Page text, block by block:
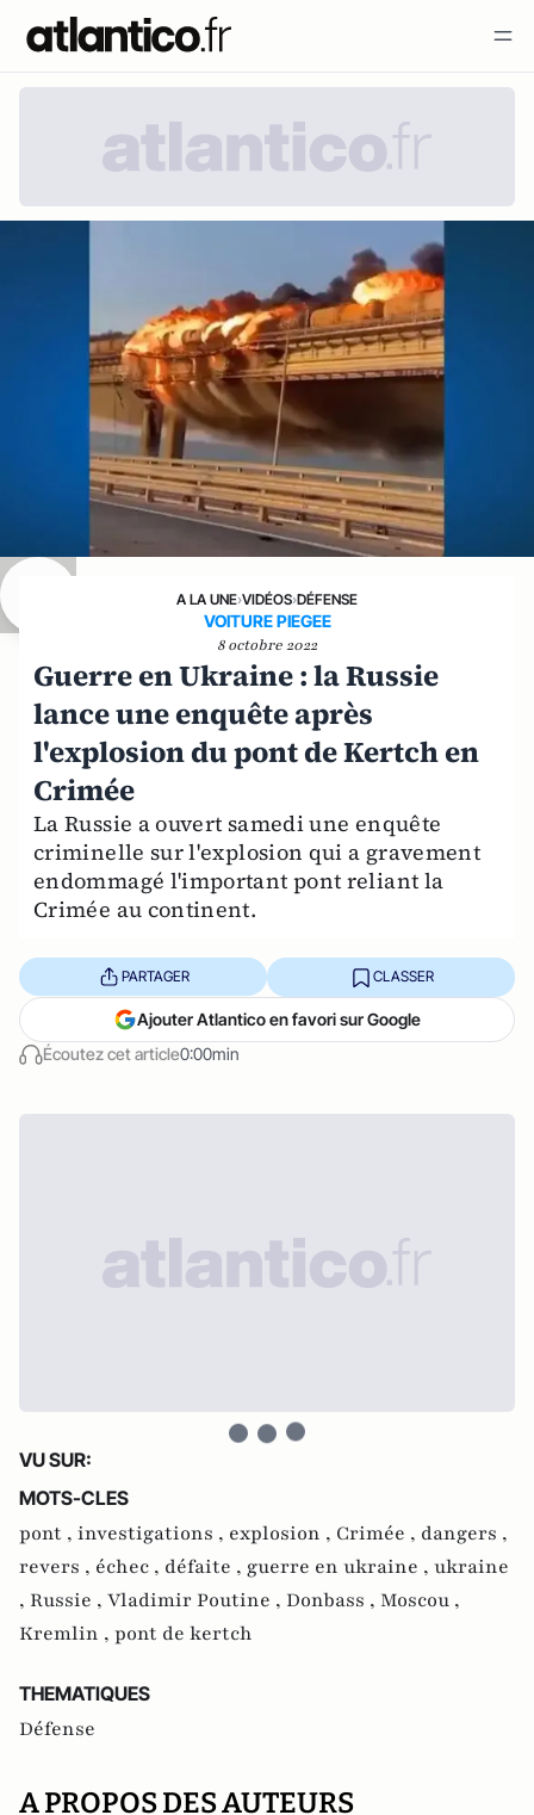
A LA UNE›VIDÉOS›DÉFENSE
VOITURE PIEGEE
8 octobre 2022
Guerre en Ukraine : la Russie
lance une enquête après
l'explosion du pont de Kertch en
Crimée
La Russie a ouvert samedi une enquête
criminelle sur l'explosion qui a gravement
endommagé l'important pont reliant la
Crimée au continent.
Écoutez cet article0:00min
PARTAGER CLASSER
Ajouter Atlantico en favori sur Google
VU SUR:
MOTS-CLES
pont , investigations , explosion , Crimée , dangers ,
revers , échec , défaite , guerre en ukraine , ukraine
, Russie , Vladimir Poutine , Donbass , Moscou ,
Kremlin , pont de kertch
THEMATIQUES
Défense
A PROPOS DES AUTEURS